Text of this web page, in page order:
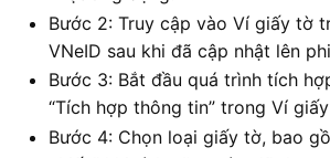
Bước 2: Truy cập vào Ví giấy tờ
VNeID sau khi đã cập nhật lên
Bước 3: Bắt đầu quá trình tích
“Tích hợp thông tin” trong Ví
Bước 4: Chọn loại giấy tờ, bao